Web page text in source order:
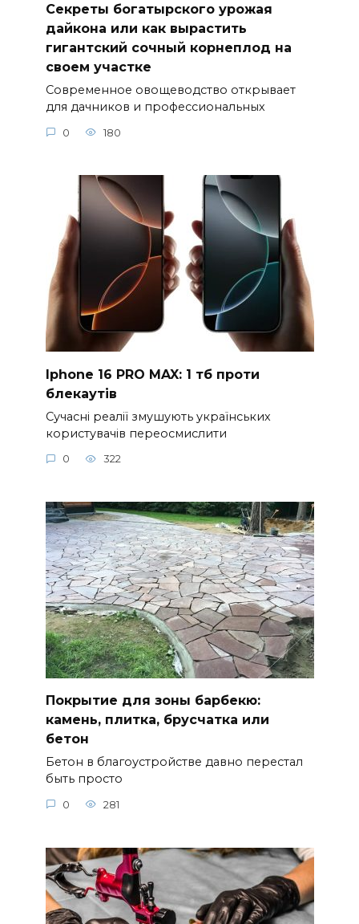
Секреты богатырского урожая
дайкона или как вырастить
гигантский сочный корнеплод на
своем участке
Современное овощеводство открывает
для дачников и профессиональных
0 180
Iphone 16 PRO MAX: 1 тб проти
блекаутів
Сучасні реалії змушують українських
користувачів переосмислити
0 322
Покрытие для зоны барбекю:
камень, плитка, брусчатка или
бетон
Бетон в благоустройстве давно перестал
быть просто
0 281